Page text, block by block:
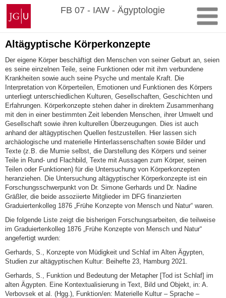
Zum
Inhalt
springen
Johannes
Gutenberg-
Universität
Mainz
FB 07 - IAW - Ägyptologie
Altägyptische Körperkonzepte
Der eigene Körper beschäftigt den Menschen von seiner Geburt an, seien
es seine einzelnen Teile, seine Funktionen oder mit ihm verbundene
Krankheiten sowie auch seine Psyche und mentale Kraft. Die
Interpretation von Körperteilen, Emotionen und Funktionen des Körpers
unterliegt unterschiedlichen Kulturen, Gesellschaften, Geschichten und
Erfahrungen. Körperkonzepte stehen daher in direktem Zusammenhang
mit den in einer bestimmten Zeit lebenden Menschen, ihrer Umwelt und
Gesellschaft sowie ihren kulturellen Überzeugungen. Dies ist auch
anhand der altägyptischen Quellen festzustellen. Hier lassen sich
archäologische und materielle Hinterlassenschaften sowie Bilder und
Texte (z.B. die Mumie selbst, die Darstellung des Körpers und seiner
Teile in Rund- und Flachbild, Texte mit Aussagen zum Körper, seinen
Teilen oder Funktionen) für die Untersuchung von Körperkonzepten
heranziehen. Die Untersuchung altägyptischer Körperkonzepte ist ein
Forschungsschwerpunkt von Dr. Simone Gerhards und Dr. Nadine
Gräßler, die beide assoziierte Mitglieder im DFG finanzierten
Graduiertenkolleg 1876 „Frühe Konzepte von Mensch und Natur“ waren.
Die folgende Liste zeigt die bisherigen Forschungsarbeiten, die teilweise
im Graduiertenkolleg 1876 „Frühe Konzepte von Mensch und Natur“
angefertigt wurden:
Gerhards, S., Konzepte von Müdigkeit und Schlaf im Alten Ägypten,
Studien zur altägyptischen Kultur: Beihefte 23, Hamburg 2021.
Gerhards, S., Funktion und Bedeutung der Metapher [Tod ist Schlaf] im
alten Ägypten. Eine Kontextualisierung in Text, Bild und Objekt, in: A.
Verbovsek et al. (Hgg.), Funktion/en: Materielle Kultur – Sprache –